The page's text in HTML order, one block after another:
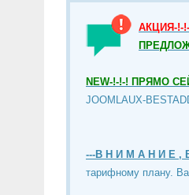
АКЦИЯ-!-
NEW-!-!-! ПРЯМО
JOOMLAUX-
---В Н И М А Н И Е ,
тарифному плану.